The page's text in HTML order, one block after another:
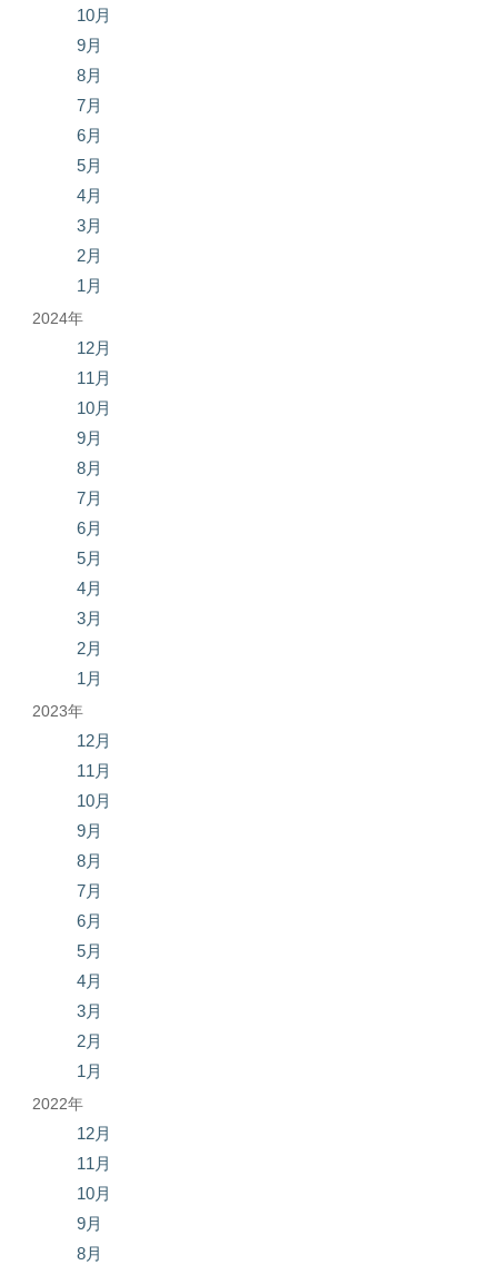
10月
9月
8月
7月
6月
5月
4月
3月
2月
1月
2024年
12月
11月
10月
9月
8月
7月
6月
5月
4月
3月
2月
1月
2023年
12月
11月
10月
9月
8月
7月
6月
5月
4月
3月
2月
1月
2022年
12月
11月
10月
9月
8月